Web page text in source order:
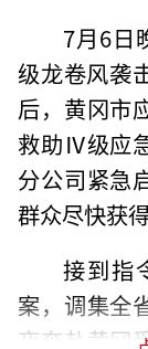
7月6日
级龙卷风袭
后，黄冈市
救助Ⅳ级应
分公司紧急
群众尽快获
接到指
案，调集全
夜奔赴黄冈